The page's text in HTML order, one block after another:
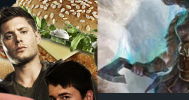
o
.
d
e